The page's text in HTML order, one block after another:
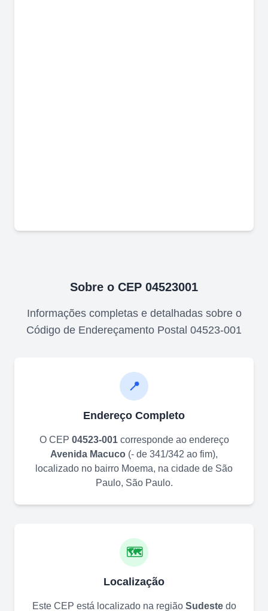
Sobre o CEP 04523001
Informações completas e detalhadas sobre o
Código de Endereçamento Postal 04523-001
📍
Endereço Completo
O CEP 04523-001corresponde ao endereço
Avenida Macuco (- de 341/342 ao fim),
localizado no bairro Moema, na cidade de São
Paulo, São Paulo.
🗺️
Localização
Este CEP está localizado na região Sudestedo